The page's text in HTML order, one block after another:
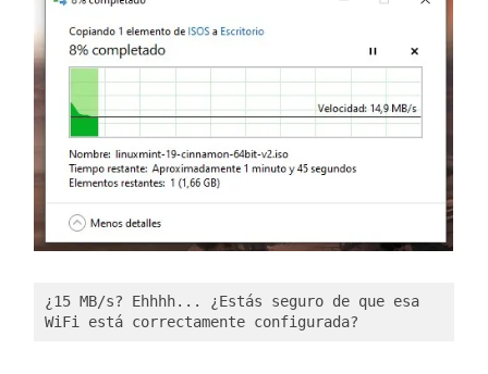
¿15 MB/s? Ehhhh... ¿Estás seguro de que esa
WiFi está correctamente configurada?